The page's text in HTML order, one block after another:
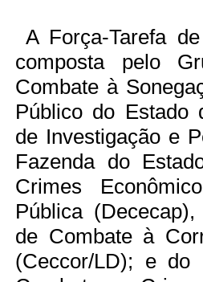
A Força-Tarefa
composta pelo
Combate à
Público do Estado
de Investigação e
Fazenda do
Crimes
Pública
de Combate à
(Ceccor/LD); e do